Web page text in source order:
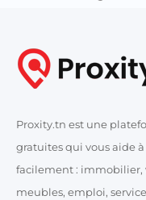
Proxity.tn est une
gratuites qui vous aide
facilement : immobilier,
meubles, emploi,